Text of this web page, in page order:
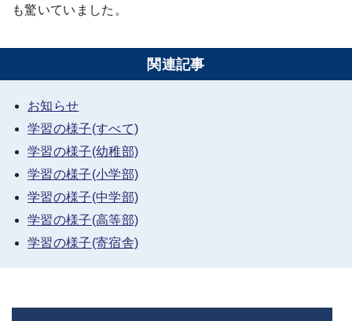
も驚いていました。
関連記事
お知らせ
学習の様子(すべて)
学習の様子(幼稚部)
学習の様子(小学部)
学習の様子(中学部)
学習の様子(高等部)
学習の様子(寄宿舎)